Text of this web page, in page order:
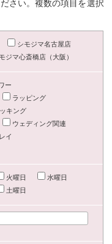
さい。複数の項目を選択
シモジマ名古屋店
ジマ心斎橋店（大阪）
ー
ラッピング
キング
ウェディング関連
イ
火曜日
水曜日
土曜日